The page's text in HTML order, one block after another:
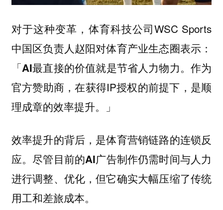
对于这种变革，体育科技公司WSC Sports
中国区负责人赵阳对体育产业生态圈表示：
「AI最直接的价值就是节省人力物力。 作为
官方赞助商，在获得IP授权的前提下，是顺
理成章的效率提升。」
效率提升的背后，是体育营销链路的连锁反
应。尽管目前的AI广告制作仍需时间与人力
进行调整、优化，但它确实大幅压缩了传统
用工和差旅成本。